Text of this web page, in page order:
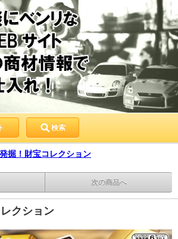
検索
発掘！財宝コレクション
次の商品へ
クション